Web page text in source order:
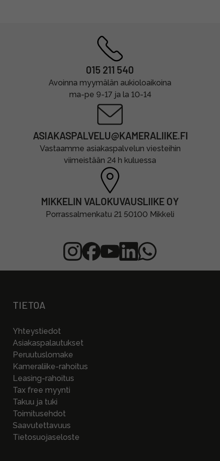
015 211 540
Avoinna myymälän aukioloaikoina
ma-pe 9-17 ja la 10-14
ASIAKASPALVELU@KAMERALIIKE.FI
Vastaamme asiakaspalvelun viesteihin
viimeistään 24 h kuluessa
MIKKELIN VALOKUVAUSLIIKE OY
Porrassalmenkatu 21 50100 Mikkeli
TIETOA
Yhteystiedot
Asiakaspalautukset
Peruutuslomake
Kameraliike-rahoitus
Leasing-rahoitus
Tax free myynti
Takuu ja tuki
Toimitusehdot
Saavutettavuus
Tietosuojaseloste